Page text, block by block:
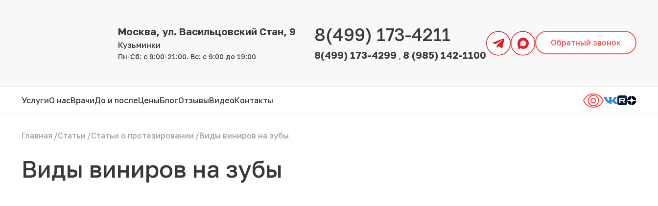
Москва, ул. Васильцовский Стан, 9
Кузьминки
Пн-Сб: с 9:00-21:00. Вс: с 9:00 до 19:00
8(499) 173-4211
8(499) 173-4299 , 8 (985) 142-1100
Обратный звонок
УслугиО насВрачиДо и послеЦеныБлогОтзывыВидеоКонтакты
Главная /Статьи /Статьи о протезировании /Виды виниров на зубы
Виды виниров на зубы